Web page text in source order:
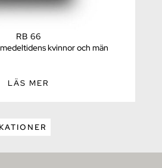
RB 66
kvinnor och män
LÄS MER